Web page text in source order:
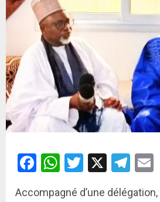
Facebook
WhatsApp
Twitter
X
Accompagné d’une